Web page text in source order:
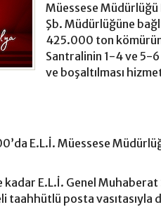
Müessese Müdürlüğü
Şb. Müdürlüğüne
425.000 ton
Santralinin 1-4 ve 5-6
ve boşaltılması
E.L.İ. Müessese
E.L.İ. Genel Muhaberat
taahhütlü posta vasıtasıyla